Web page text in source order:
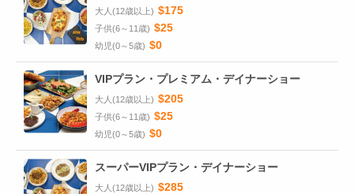
大人(12歳以上) $175
子供(6～11歳) $25
幼児(0～5歳) $0
VIPプラン・プレミアム・デイナーショー
大人(12歳以上) $205
子供(6～11歳) $25
幼児(0～5歳) $0
スーパーVIPプラン・デイナーショー
大人(12歳以上) $285